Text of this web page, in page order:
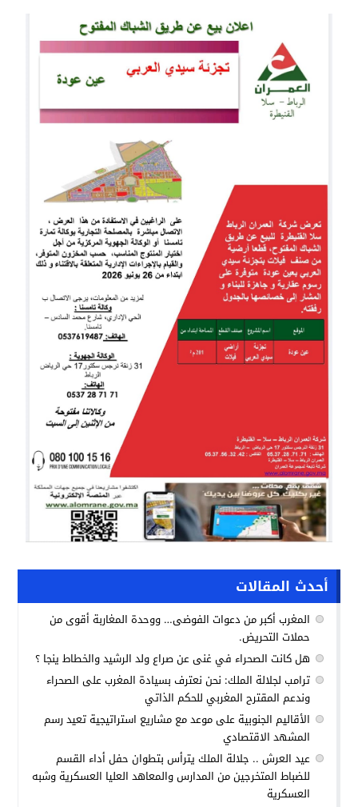
أحدث المقالات
المغرب أكبر من دعوات الفوضى… ووحدة المغاربة أقوى من
حملات التحريض.
هل كانت الصحراء في غنى عن صراع ولد الرشيد والخطاط ينجا ؟
ترامب لجلالة الملك: نحن نعترف بسيادة المغرب على الصحراء
وندعم المقترح المغربي للحكم الذاتي
الأقاليم الجنوبية على موعد مع مشاريع استراتيجية تعيد رسم
المشهد الاقتصادي
عيد العرش .. جلالة الملك يترأس بتطوان حفل أداء القسم
للضباط المتخرجين من المدارس والمعاهد العليا العسكرية وشبه
العسكرية